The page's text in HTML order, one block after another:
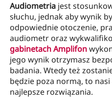
Audiometria jest
słuchu, jednak aby wynik
odpowiednie otoczenie,
audiometr oraz
gabinetachAmplifon
jego wynik otrzymasz
badania. Wtedy też
będzie poza normą, to
najlepsze rozwiązania.